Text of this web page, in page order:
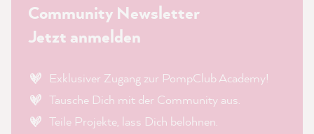
Community Newsletter
Jetzt anmelden
Exklusiver Zugang zur PompClub Academy!
Tausche Dich mit der Community aus.
Teile Projekte, lass Dich belohnen.